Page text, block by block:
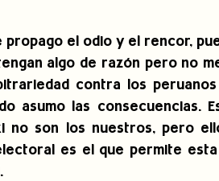
propago el odio y el rencor,
algo de razón pero no
contra los
asumo las
no son los nuestros, pero
es el que permite